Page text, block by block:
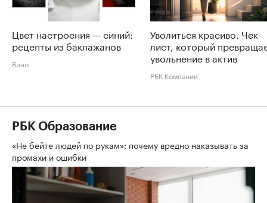
Цвет настроения — синий:
рецепты из баклажанов
Вино
Уволиться красиво. Чек-
лист, который
увольнение в актив
РБК Компании
РБК Образование
«Не бейте людей по рукам»: почему вредно наказывать за
промахи и ошибки